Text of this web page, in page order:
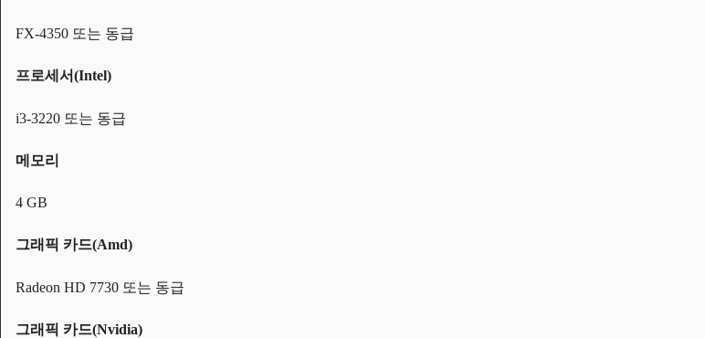
FX-4350 또는 동급
프로세서(Intel)
i3-3220 또는 동급
메모리
4 GB
그래픽 카드(Amd)
Radeon HD 7730 또는 동급
그래픽 카드(Nvidia)